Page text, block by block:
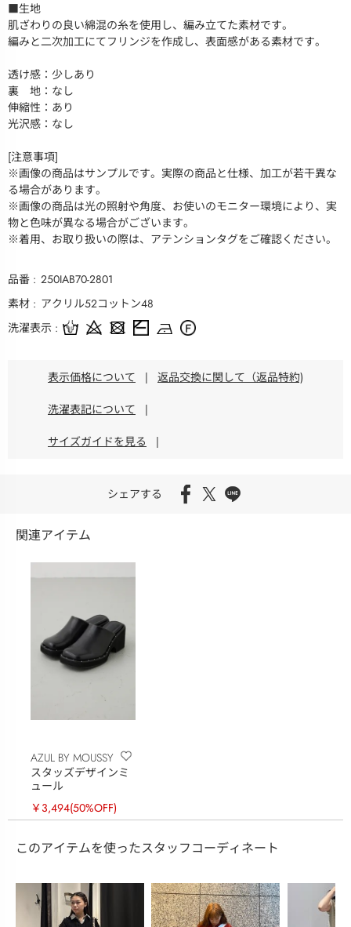
■生地
肌ざわりの良い綿混の糸を使用し、編み立てた素材です。
編みと二次加工にてフリンジを作成し、表面感がある素材です。
透け感：少しあり
裏 地：なし
伸縮性：あり
光沢感：なし
[注意事項]
※画像の商品はサンプルです。実際の商品と仕様、加工が若干異な
る場合があります。
※画像の商品は光の照射や角度、お使いのモニター環境により、実
物と色味が異なる場合がございます。
※着用、お取り扱いの際は、アテンションタグをご確認ください。
品番
250IAB70-2801
素材
アクリル52コットン48
洗濯表示
表示価格について | 返品交換に関して（返品特約)
洗濯表記について |
サイズガイドを見る |
シェアする
関連アイテム
AZUL BY MOUSSY
スタッズデザインミ
ュール
￥3,494(50%OFF)
このアイテムを使ったスタッフコーディネート